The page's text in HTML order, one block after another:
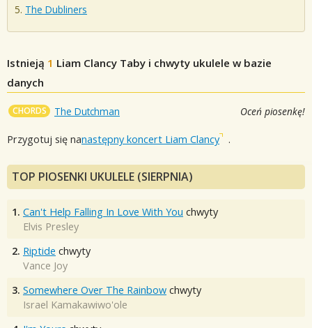
The Dubliners
Istnieją 1 Liam Clancy Taby i chwyty ukulele w bazie
danych
CHORDS The Dutchman Oceń piosenkę!
Przygotuj się nanastępny koncert Liam Clancy .
TOP PIOSENKI UKULELE (SIERPNIA)
1. Can't Help Falling In Love With You chwyty
Elvis Presley
2. Riptide chwyty
Vance Joy
3. Somewhere Over The Rainbow chwyty
Israel Kamakawiwo'ole